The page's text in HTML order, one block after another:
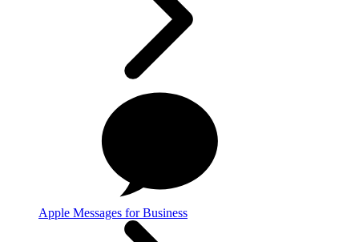
Apple Messages for Business